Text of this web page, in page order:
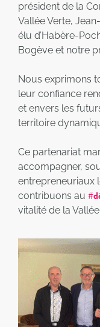
président de la
Vallée Verte,
élu d’Habère-
Bogève et notre
Nous exprimons
leur confiance
et envers les
territoire
Ce partenariat
accompagner,
entrepreneuriaux
contribuons au
vitalité de la